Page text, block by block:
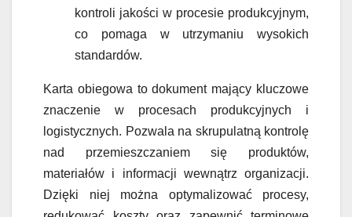
kontroli jakości w procesie produkcyjnym,
co pomaga w utrzymaniu wysokich
standardów.
Karta obiegowa to dokument mający kluczowe
znaczenie w procesach produkcyjnych i
logistycznych. Pozwala na skrupulatną kontrolę
nad przemieszczaniem się produktów,
materiałów i informacji wewnątrz organizacji.
Dzięki niej można optymalizować procesy,